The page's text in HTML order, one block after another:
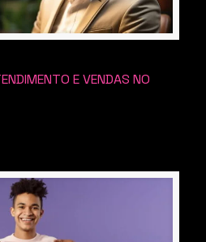
E VENDAS NO